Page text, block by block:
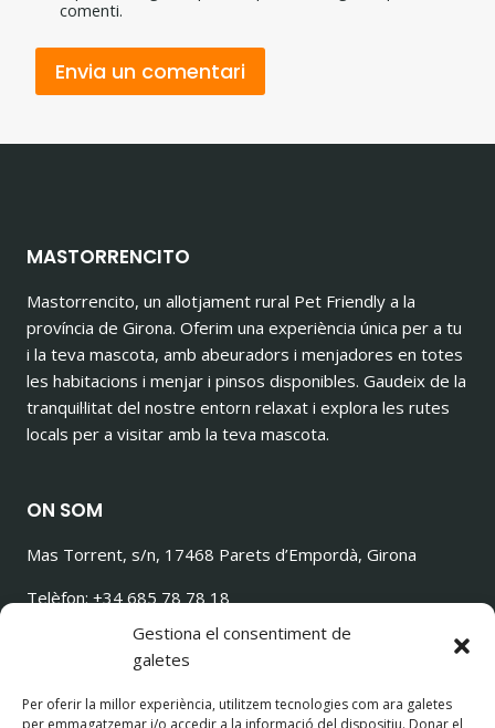
Gestiona el consentiment de
galetes
Per oferir la millor experiència, utilitzem tecnologies com ara galetes
per emmagatzemar i/o accedir a la informació del dispositiu. Donar el
comenti.
MASTORRENCITO
Mastorrencito, un allotjament rural Pet Friendly a la
província de Girona. Oferim una experiència única per a tu
i la teva mascota, amb abeuradors i menjadores en totes
les habitacions i menjar i pinsos disponibles. Gaudeix de la
tranquil·litat del nostre entorn relaxat i explora les rutes
locals per a visitar amb la teva mascota.
ON SOM
Mas Torrent, s/n, 17468 Parets d’Empordà, Girona
Telèfon: +34 685 78 78 18
ilovetorrencito@gmail.com